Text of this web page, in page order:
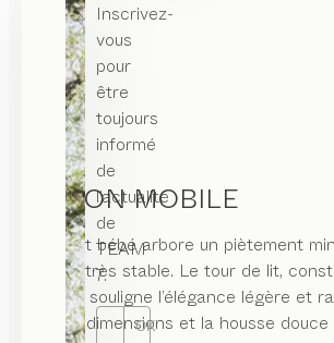
Inscrivez-
vous
pour
être
toujours
informé
de
l’actualité
de
TEAM
7.
OK
COCON MOBILE
Notre lit bébé arbore un piètement
massif, très stable. Le tour de lit,
spécial, souligne l’élégance légère et
petites dimensions et la housse